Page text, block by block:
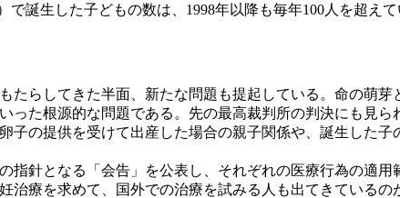
誕生した子どもの数は、1998年以降も毎年100人を超えて
らしてきた半面、新たな問題も提起している。命の萌
た根源的な問題である。先の最高裁判所の判決にも見
の提供を受けて出産した場合の親子関係や、誕生した子
針となる「会告」を公表し、それぞれの医療行為の適
療を求めて、国外での治療を試みる人も出てきている